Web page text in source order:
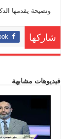
ونصيحة يقدمها
شاركها
فيديوهات مشابهة